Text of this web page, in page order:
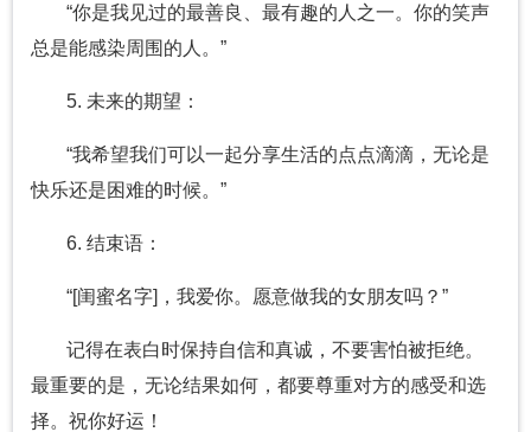
“你是我见过的最善良、最有趣的人之一。你的笑声
总是能感染周围的人。”
5. 未来的期望：
“我希望我们可以一起分享生活的点点滴滴，无论是
快乐还是困难的时候。”
6. 结束语：
“[闺蜜名字]，我爱你。愿意做我的女朋友吗？”
记得在表白时保持自信和真诚，不要害怕被拒绝。
最重要的是，无论结果如何，都要尊重对方的感受和选
择。祝你好运！